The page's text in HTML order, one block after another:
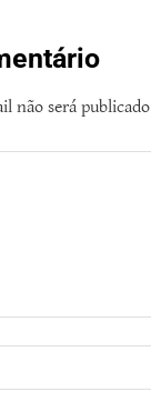
não será